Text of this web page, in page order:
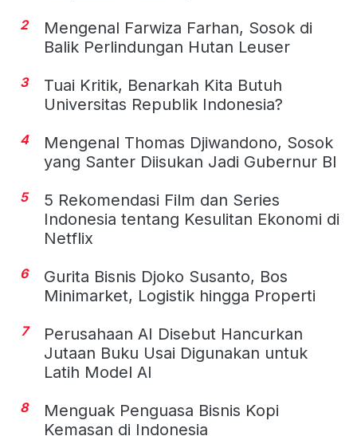
2
Mengenal Farwiza Farhan, Sosok di
Balik Perlindungan Hutan Leuser
3
Tuai Kritik, Benarkah Kita Butuh
Universitas Republik Indonesia?
4
Mengenal Thomas Djiwandono, Sosok
yang Santer Diisukan Jadi Gubernur BI
5
5 Rekomendasi Film dan Series
Indonesia tentang Kesulitan Ekonomi di
Netflix
6
Gurita Bisnis Djoko Susanto, Bos
Minimarket, Logistik hingga Properti
7
Perusahaan AI Disebut Hancurkan
Jutaan Buku Usai Digunakan untuk
Latih Model AI
8
Menguak Penguasa Bisnis Kopi
Kemasan di Indonesia